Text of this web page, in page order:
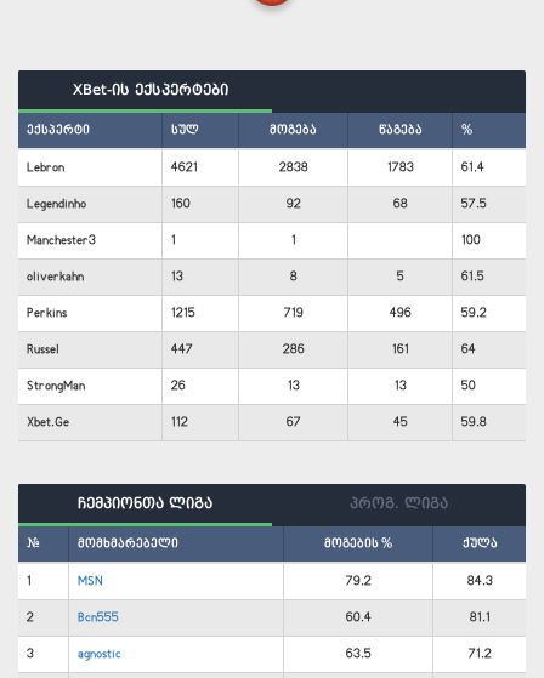
XBet-ის ექსპერტები
ექსპერტი სულ მოგება წაგება %
Lebron 4621 2838 1783 61.4
Legendinho 160 92 68 57.5
Manchester3 1 1 100
oliverkahn 13 8 5 61.5
Perkins 1215 719 496 59.2
Russel 447 286 161 64
StrongMan 26 13 13 50
Xbet.Ge 112 67 45 59.8
ჩემპიონთა ლიგა პროგ. ლიგა
# მომხმარებელი მოგების % ქულა
1 MSN 79.2 84.3
2 Bcn555 60.4 81.1
3 agnostic 63.5 71.2